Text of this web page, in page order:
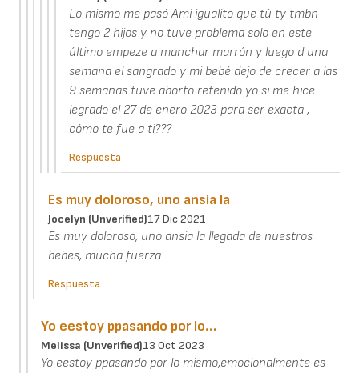
Lo mismo me pasó Ami igualito que tú ty tmbn
tengo 2 hijos y no tuve problema solo en este
último empeze a manchar marrón y luego d una
semana el sangrado y mi bebé dejo de crecer a las
9 semanas tuve aborto retenido yo si me hice
legrado el 27 de enero 2023 para ser exacta ,
cómo te fue a ti???
Respuesta
Es muy doloroso, uno ansia la
Jocelyn (unverified)17 Dic 2021
Es muy doloroso, uno ansia la llegada de nuestros
bebes, mucha fuerza
Respuesta
Yo eestoy ppasando por lo…
Melissa (unverified)13 Oct 2023
Yo eestoy ppasando por lo mismo,emocionalmente es